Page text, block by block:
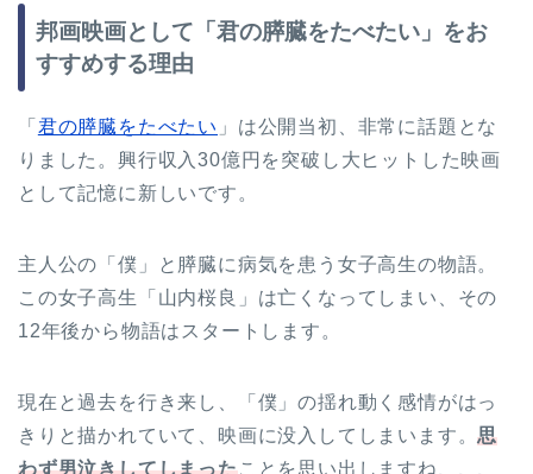
邦画映画として「君の膵臓をたべたい」をお
すすめする理由
「 君の膵臓をたべたい 」は公開当初、非常に話題とな
りました。興行収入30億円を突破し大ヒットした映画
として記憶に新しいです。
主人公の「僕」と膵臓に病気を患う女子高生の物語。
この女子高生「山内桜良」は亡くなってしまい、その
12年後から物語はスタートします。
現在と過去を行き来し、「僕」の揺れ動く感情がはっ
きりと描かれていて、映画に没入してしまいます。思
わず男泣きしてしまったことを思い出しますね、、、